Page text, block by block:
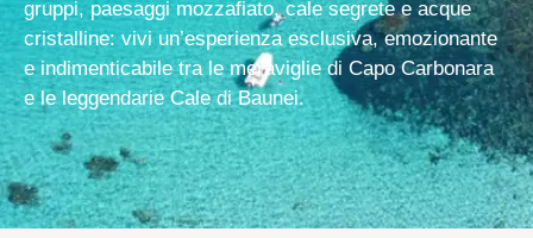
gruppi, paesaggi mozzafiato, cale segrete e acque
cristalline: vivi un’esperienza esclusiva, emozionante
e indimenticabile tra le meraviglie di Capo Carbonara
e le leggendarie Cale di Baunei.